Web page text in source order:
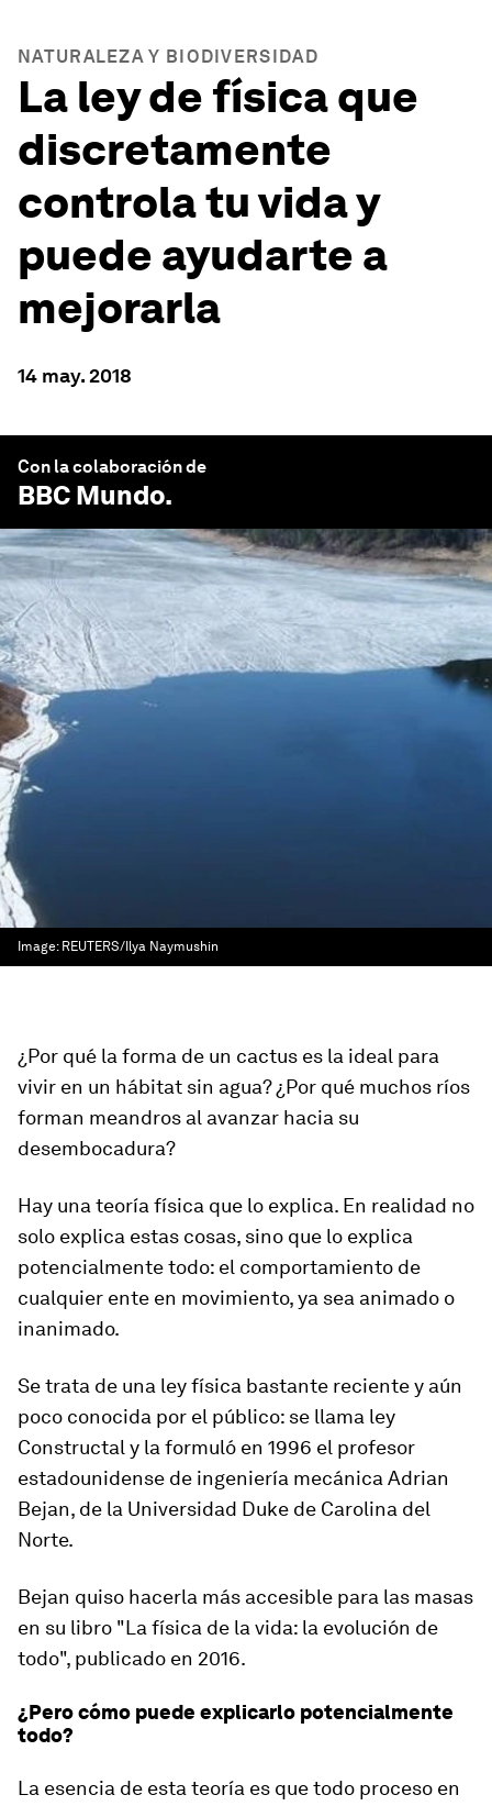
NATURALEZA Y BIODIVERSIDAD
La ley de física que
discretamente
controla tu vida y
puede ayudarte a
mejorarla
14 may. 2018
Con la colaboración de
BBC Mundo.
Image: REUTERS/Ilya Naymushin
¿Por qué la forma de un cactus es la ideal para
vivir en un hábitat sin agua? ¿Por qué muchos ríos
forman meandros al avanzar hacia su
desembocadura?
Hay una teoría física que lo explica. En realidad no
solo explica estas cosas, sino que lo explica
potencialmente todo: el comportamiento de
cualquier ente en movimiento, ya sea animado o
inanimado.
Se trata de una ley física bastante reciente y aún
poco conocida por el público: se llama ley
Constructal y la formuló en 1996 el profesor
estadounidense de ingeniería mecánica Adrian
Bejan, de la Universidad Duke de Carolina del
Norte.
Bejan quiso hacerla más accesible para las masas
en su libro "La física de la vida: la evolución de
todo", publicado en 2016.
¿Pero cómo puede explicarlo potencialmente
todo?
La esencia de esta teoría es que todo proceso en